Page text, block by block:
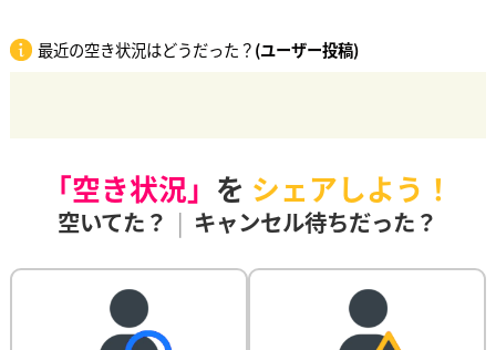
最近の空き状況はどうだった？(ユーザー投稿)
「空き状況」 を シェアしよう！
空いてた？ | キャンセル待ちだった？